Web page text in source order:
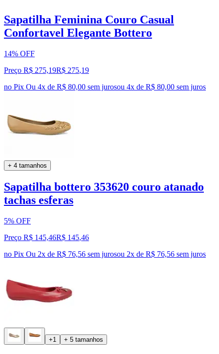
Sapatilha Feminina Couro Casual
Confortavel Elegante Bottero
14% OFF
Preço R$ 275,19R$ 275,19
no Pix Ou 4x de R$ 80,00 sem jurosou 4x de R$ 80,00 sem juros
+ 4 tamanhos
Sapatilha bottero 353620 couro atanado
tachas esferas
5% OFF
Preço R$ 145,46R$ 145,46
no Pix Ou 2x de R$ 76,56 sem jurosou 2x de R$ 76,56 sem juros
+1 + 5 tamanhos